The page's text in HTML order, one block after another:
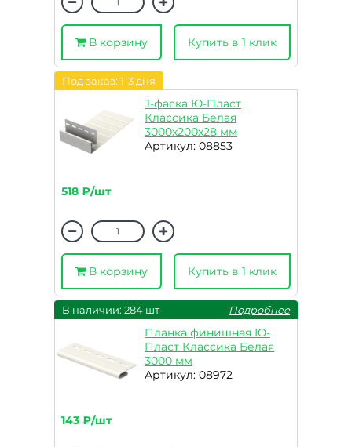
В корзину Купить в 1 клик
Под заказ: 1-3 дня
J-фаска Ю-Пласт
Классика Белая
3000х200х28 мм
Артикул: 08853
518 ₽/шт
В корзину Купить в 1 клик
В наличии: 284 шт Подробнее
Планка финишная Ю-
Пласт Классика Белая
3000 мм
Артикул: 08972
143 ₽/шт